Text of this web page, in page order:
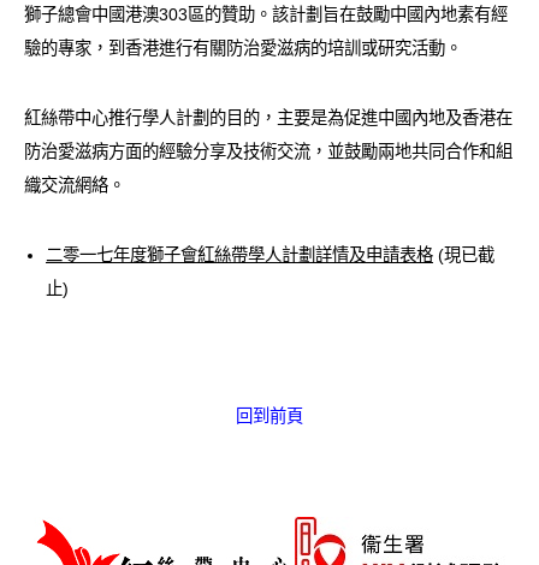
愛滋病呈報表格
其他
獅子總會中國港澳303區的贊助。該計劃旨在鼓勵中國內地素有經
驗的專家，到香港進行有關防治愛滋病的培訓或研究活動。
紅絲帶中心推行學人計劃的目的，主要是為促進中國內地及香港在
防治愛滋病方面的經驗分享及技術交流，並鼓勵兩地共同合作和組
織交流網絡。
二零一七年度獅子會紅絲帶學人計劃詳情及申請表格 (現已截
止)
回到前頁